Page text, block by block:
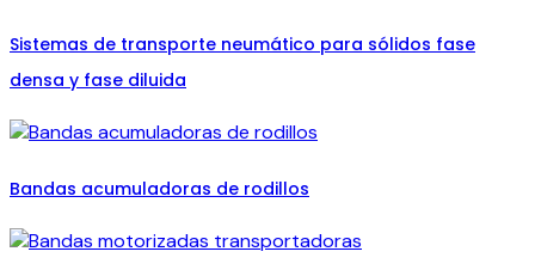
Sistemas de transporte neumático para sólidos fase
densa y fase diluida
Bandas acumuladoras de rodillos